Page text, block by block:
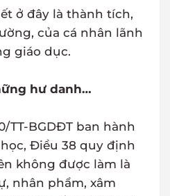
ở đây là thành tích,
của cá nhân lãnh
giáo dục.
hư danh…
TT-BGDĐT ban hành
Điều 38 quy định
không được làm là
nhân phẩm, xâm